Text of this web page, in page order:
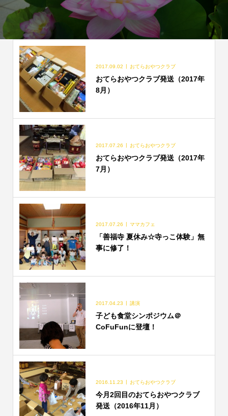
2017.09.02 おてらおやつクラブ
おてらおやつクラブ発送（2017年
8月）
2017.07.26 おてらおやつクラブ
おてらおやつクラブ発送（2017年
7月）
2017.07.26 ママカフェ
「善福寺 夏休み☆寺っこ体験」無
事に修了！
2017.04.23 講演
子ども食堂シンポジウム＠
CoFuFunに登壇！
2016.11.23 おてらおやつクラブ
今月2回目のおてらおやつクラブ
発送（2016年11月）